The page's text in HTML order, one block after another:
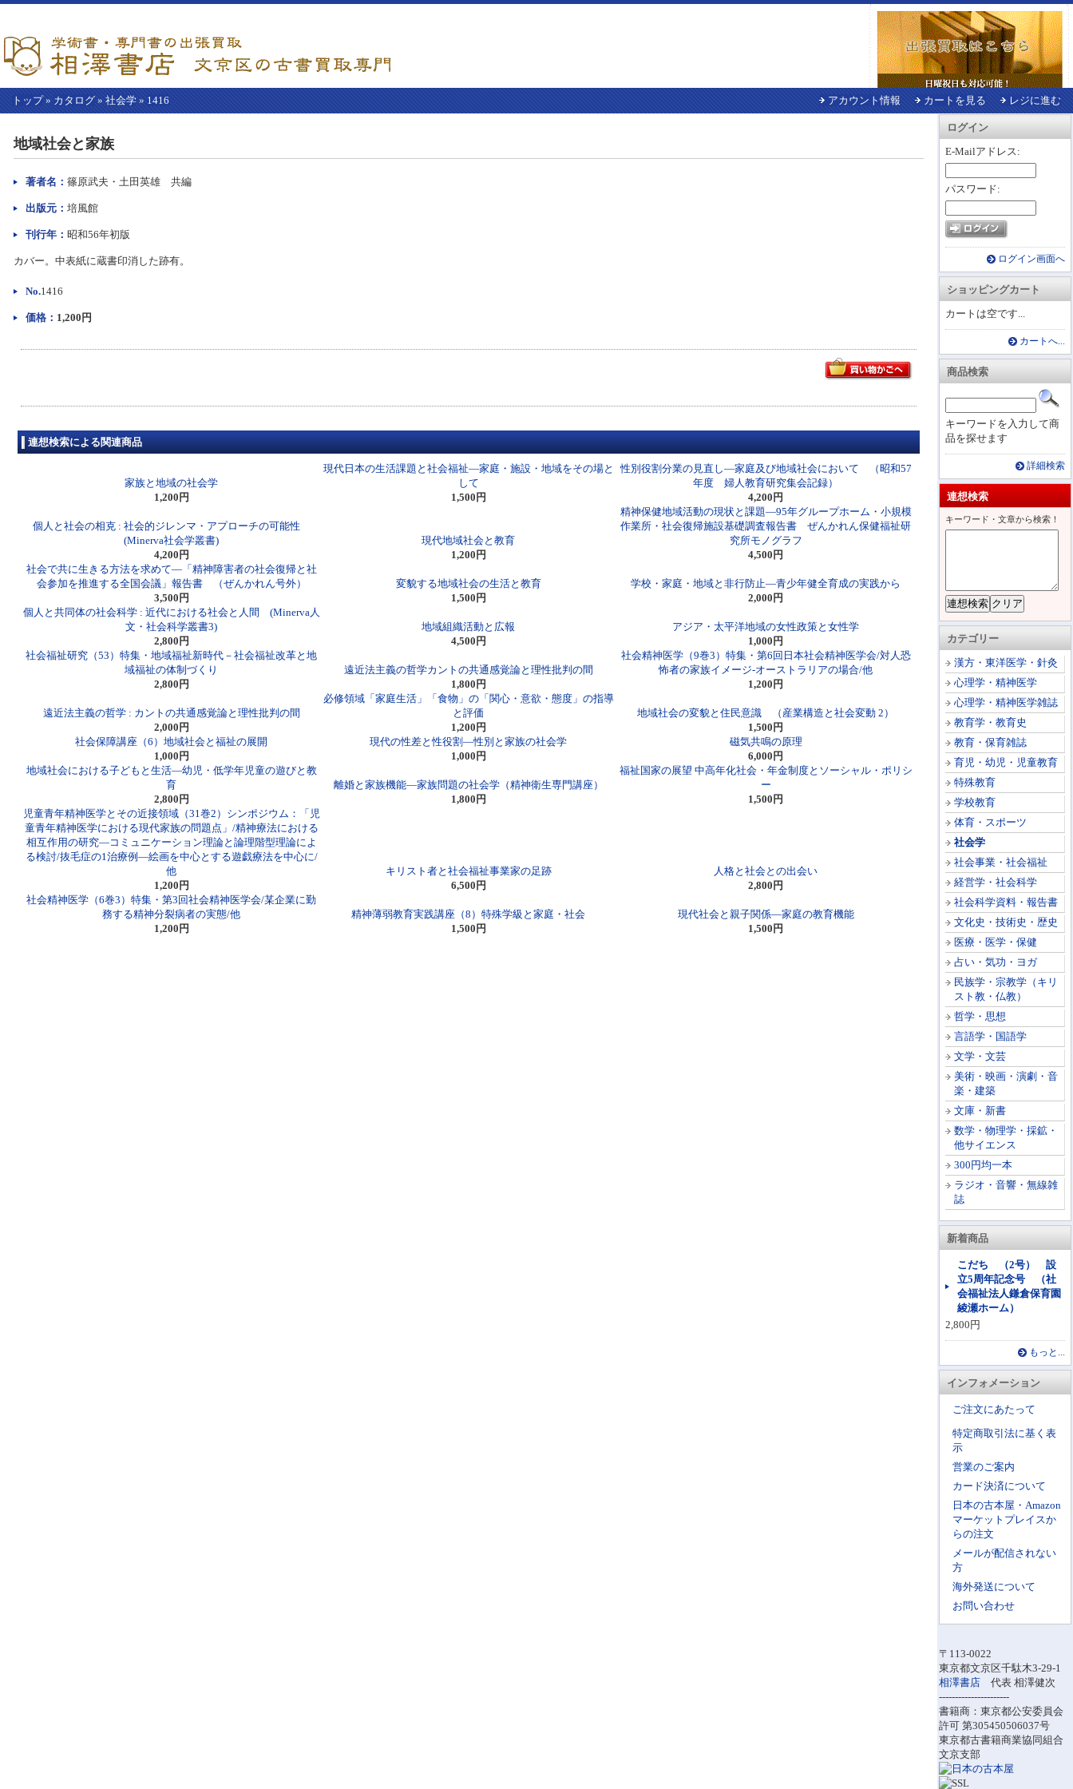
トップ» カタログ » 社会学 » 1416 アカウント情報 カートを見る レジに進む
ログイン
E-Mailアドレス:
パスワード:
ログイン画面へ
ショッピングカート
カートは空です...
カートへ...
商品検索
キーワードを入力して商
品を探せます
詳細検索
連想検索
キーワード・文章から検索！
カテゴリー
漢方・東洋医学・針灸
心理学・精神医学
心理学・精神医学雑誌
教育学・教育史
教育・保育雑誌
育児・幼児・児童教育
特殊教育
学校教育
体育・スポーツ
社会学
社会事業・社会福祉
経営学・社会科学
社会科学資料・報告書
文化史・技術史・歴史
医療・医学・保健
占い・気功・ヨガ
民族学・宗教学（キリ
スト教・仏教）
哲学・思想
言語学・国語学
文学・文芸
美術・映画・演劇・音
楽・建築
文庫・新書
数学・物理学・採鉱・
他サイエンス
300円均一本
ラジオ・音響・無線雑
誌
新着商品
こだち （2号） 設
立5周年記念号 （社
会福祉法人鎌倉保育園
綾瀬ホーム）
2,800円
もっと...
インフォメーション
ご注文にあたって
特定商取引法に基く表
示
営業のご案内
カード決済について
日本の古本屋・Amazon
マーケットプレイスか
らの注文
メールが配信されない
方
海外発送について
お問い合わせ
〒113-0022
東京都文京区千駄木3-29-1
相澤書店 代表 相澤健次
----------------------
書籍商：東京都公安委員会
許可 第305450506037号
東京都古書籍商業協同組合
文京支部
か
本
地域社会と家族
著者名： 篠原武夫・土田英雄 共編
出版元： 培風館
刊行年： 昭和56年初版
カバー。中表紙に蔵書印消した跡有。
No.1416
価格： 1,200円
連想検索による関連商品
家族と地域の社会学
1,200円
現代日本の生活課題と社会福祉―家庭・施設・地域をその場と
して
1,500円
性別役割分業の見直し―家庭及び地域社会において （昭和57
年度 婦人教育研究集会記録）
4,200円
個人と社会の相克 : 社会的ジレンマ・アプローチの可能性
(Minerva社会学叢書)
4,200円
現代地域社会と教育
1,200円
精神保健地域活動の現状と課題―95年グループホーム・小規模
作業所・社会復帰施設基礎調査報告書 ぜんかれん保健福祉研
究所モノグラフ
4,500円
社会で共に生きる方法を求めて―「精神障害者の社会復帰と社
会参加を推進する全国会議」報告書 （ぜんかれん号外）
3,500円
変貌する地域社会の生活と教育
1,500円
学校・家庭・地域と非行防止―青少年健全育成の実践から
2,000円
個人と共同体の社会科学 : 近代における社会と人間 (Minerva人
文・社会科学叢書3)
2,800円
地域組織活動と広報
4,500円
アジア・太平洋地域の女性政策と女性学
1,000円
社会福祉研究（53）特集・地域福祉新時代－社会福祉改革と地
域福祉の体制づくり
2,800円
遠近法主義の哲学カントの共通感覚論と理性批判の間
1,800円
社会精神医学（9巻3）特集・第6回日本社会精神医学会/対人恐
怖者の家族イメージ-オーストラリアの場合/他
1,200円
遠近法主義の哲学 : カントの共通感覚論と理性批判の間
2,000円
必修領域「家庭生活」「食物」の「関心・意欲・態度」の指導
と評価
1,200円
地域社会の変貌と住民意識 （産業構造と社会変動 2）
1,500円
社会保障講座（6）地域社会と福祉の展開
1,000円
現代の性差と性役割―性別と家族の社会学
1,000円
磁気共鳴の原理
6,000円
地域社会における子どもと生活―幼児・低学年児童の遊びと教
育
2,800円
離婚と家族機能―家族問題の社会学（精神衛生専門講座）
1,800円
福祉国家の展望 中高年化社会・年金制度とソーシャル・ポリシ
ー
1,500円
児童青年精神医学とその近接領域（31巻2）シンポジウム：「児
童青年精神医学における現代家族の問題点」/精神療法における
相互作用の研究―コミュニケーション理論と論理階型理論によ
る検討/抜毛症の1治療例―絵画を中心とする遊戯療法を中心に/
他
1,200円
キリスト者と社会福祉事業家の足跡
6,500円
人格と社会との出会い
2,800円
社会精神医学（6巻3）特集・第3回社会精神医学会/某企業に勤
務する精神分裂病者の実態/他
1,200円
精神薄弱教育実践講座（8）特殊学級と家庭・社会
1,500円
現代社会と親子関係―家庭の教育機能
1,500円